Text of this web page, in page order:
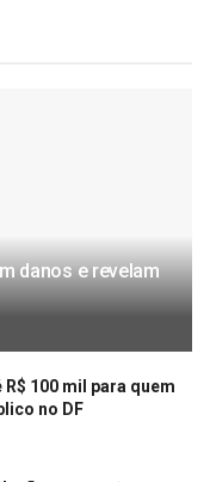
danos e revelam
100 mil para quem
no DF